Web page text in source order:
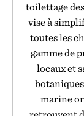
toilettage
vise à
toutes les
gamme de
locaux et
marine